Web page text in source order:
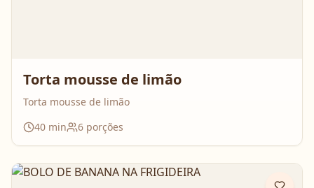
Torta mousse de limão
Torta mousse de limão
40 min 6 porções